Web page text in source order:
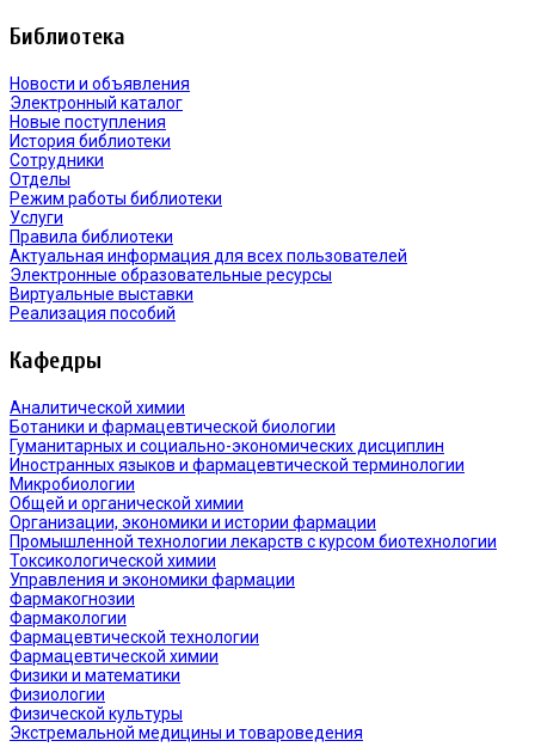
Библиотека
Новости и объявления
Электронный каталог
Новые поступления
История библиотеки
Сотрудники
Отделы
Режим работы библиотеки
Услуги
Правила библиотеки
Актуальная информация для всех пользователей
Электронные образовательные ресурсы
Виртуальные выставки
Реализация пособий
Кафедры
Аналитической химии
Ботаники и фармацевтической биологии
Гуманитарных и социально-экономических дисциплин
Иностранных языков и фармацевтической терминологии
Микробиологии
Общей и органической химии
Организации, экономики и истории фармации
Промышленной технологии лекарств с курсом биотехнологии
Токсикологической химии
Управления и экономики фармации
Фармакогнозии
Фармакологии
Фармацевтической технологии
Фармацевтической химии
Физики и математики
Физиологии
Физической культуры
Экстремальной медицины и товароведения